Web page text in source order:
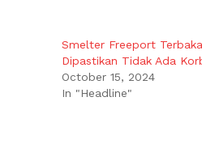
Smelter Freeport
Dipastikan Tidak Ada
October 15, 2024
In "Headline"